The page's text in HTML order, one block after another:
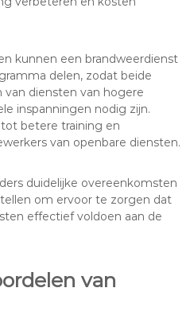
kunnen een brandweerdienst
delen, zodat beide
diensten van hogere
inspanningen nodig zijn.
betere training en
van openbare diensten.
duidelijke overeenkomsten
om ervoor te zorgen dat
effectief voldoen aan de
van